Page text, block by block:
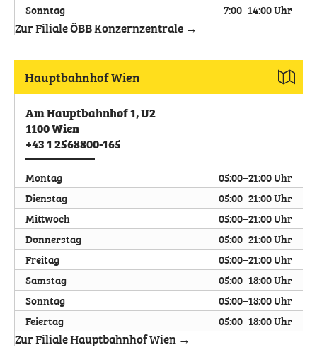
Sonntag
7:00–14:00 Uhr
Zur Filiale ÖBB Konzernzentrale →
Hauptbahnhof Wien
Am Hauptbahnhof 1, U2
1100Wien
+43 1 2568800-165
Montag
05:00–21:00 Uhr
Dienstag
05:00–21:00 Uhr
Mittwoch
05:00–21:00 Uhr
Donnerstag
05:00–21:00 Uhr
Freitag
05:00–21:00 Uhr
Samstag
05:00–18:00 Uhr
Sonntag
05:00–18:00 Uhr
Feiertag
05:00–18:00 Uhr
Zur Filiale Hauptbahnhof Wien →